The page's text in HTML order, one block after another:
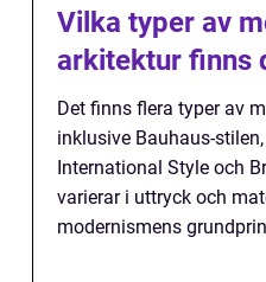
Vilka typer av
arkitektur finns
Det finns flera typer av
inklusive Bauhaus-
International Style och
varierar i uttryck och
modernismens